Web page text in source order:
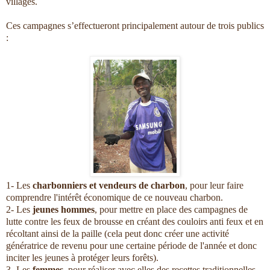
Ces campagnes s’effectueront principalement autour de trois publics
:
1- Les charbonniers et vendeurs de charbon, pour leur faire
comprendre l'intérêt économique de ce nouveau charbon.
2- Les jeunes hommes, pour mettre en place des campagnes de
lutte contre les feux de brousse en créant des couloirs anti feux et en
récoltant ainsi de la paille (cela peut donc créer une activité
génératrice de revenu pour une certaine période de l'année et donc
inciter les jeunes à protéger leurs forêts).